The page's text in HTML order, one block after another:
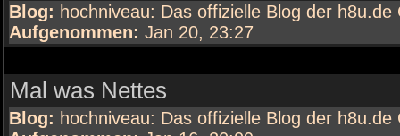
Blog: hochniveau: Das offizielle Blog der h8u.de
Aufgenommen: Jan 20, 23:27
Mal was Nettes
Blog: hochniveau: Das offizielle Blog der h8u.de